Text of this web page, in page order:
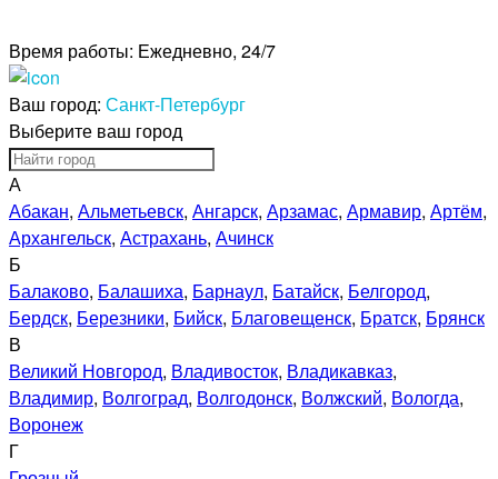
Время работы: Ежедневно, 24/7
Ваш город: Санкт-Петербург
Выберите ваш город
А
Абакан, Альметьевск, Ангарск, Арзамас, Армавир, Артём,
Архангельск, Астрахань, Ачинск
Б
Балаково, Балашиха, Барнаул, Батайск, Белгород,
Бердск, Березники, Бийск, Благовещенск, Братск, Брянск
В
Великий Новгород, Владивосток, Владикавказ,
Владимир, Волгоград, Волгодонск, Волжский, Вологда,
Воронеж
Г